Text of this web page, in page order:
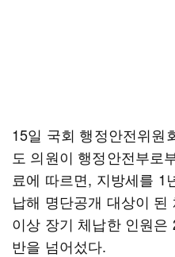
15일 국회 행정안전위원
도 의원이 행정안전부로
료에 따르면, 지방세를 1
납해 명단공개 대상이
이상 장기 체납한 인원
반을 넘어섰다.